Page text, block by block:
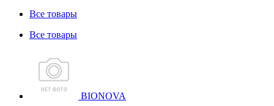
Все товары
Все товары
BIONOVA